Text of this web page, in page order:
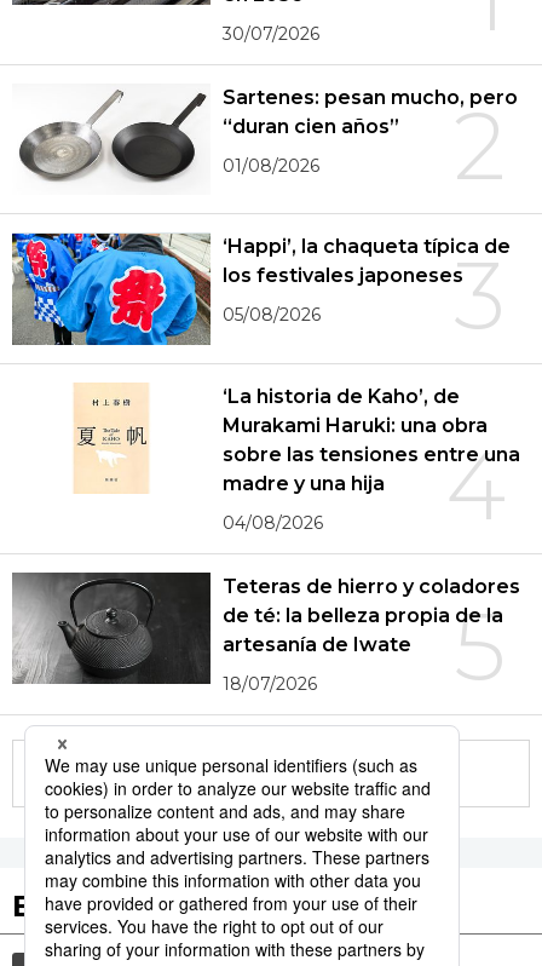
30/07/2026
2
Sartenes: pesan mucho, pero
“duran cien años”
01/08/2026
3
‘Happi’, la chaqueta típica de
los festivales japoneses
05/08/2026
4
‘La historia de Kaho’, de
Murakami Haruki: una obra
sobre las tensiones entre una
madre y una hija
04/08/2026
5
Teteras de hierro y coladores
de té: la belleza propia de la
artesanía de Iwate
18/07/2026
More in this series
Etiquetas destacadas